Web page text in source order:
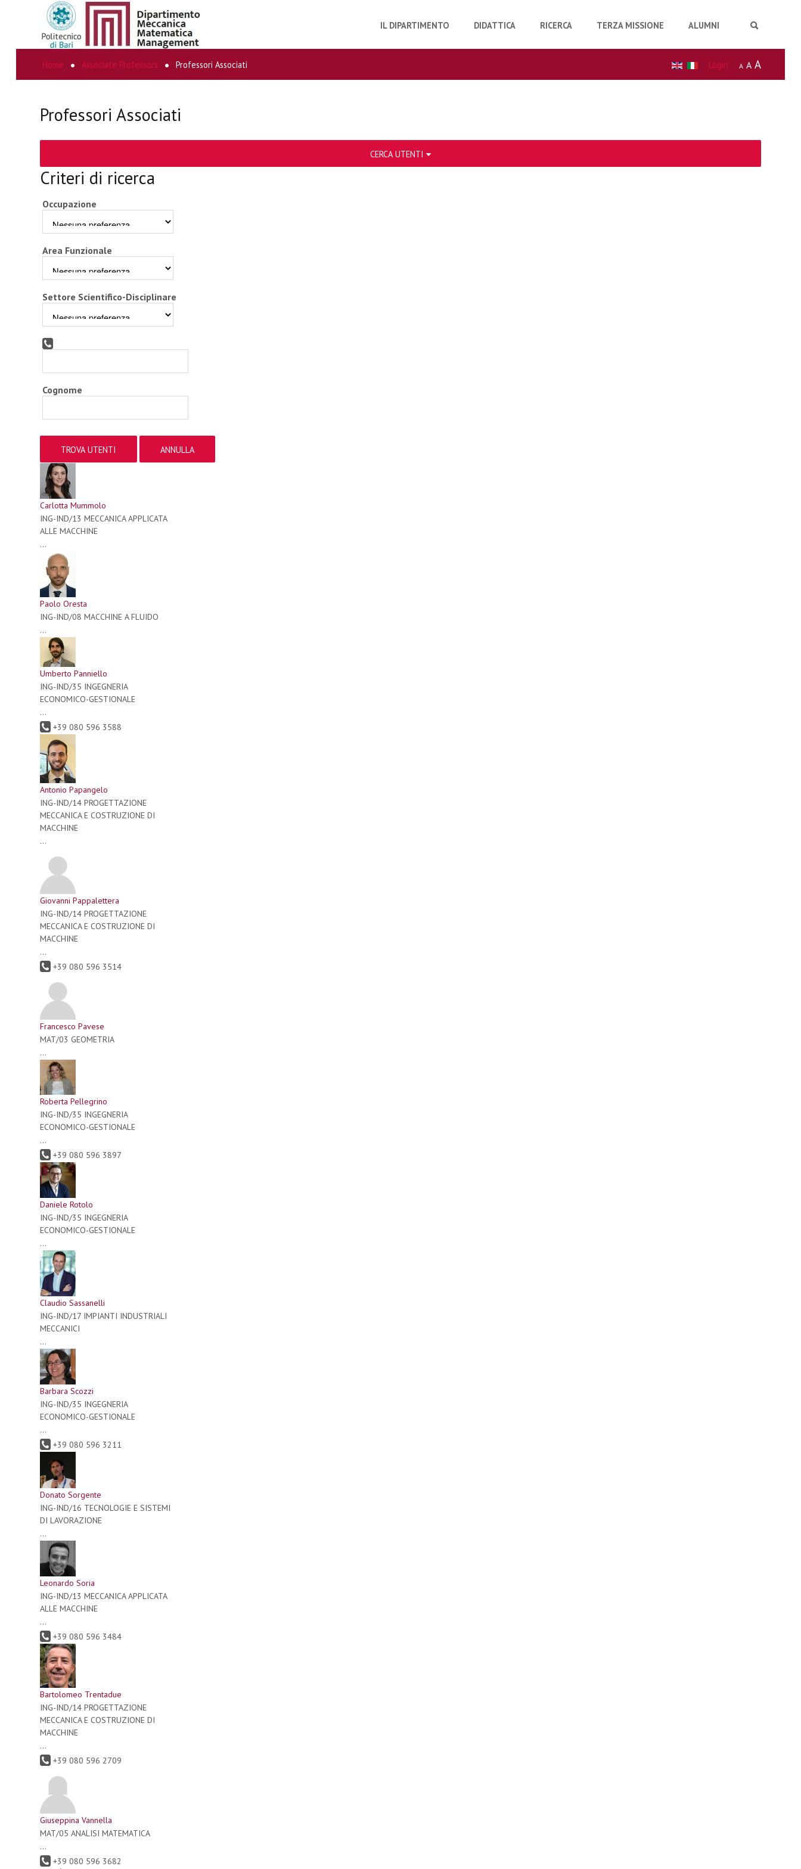
CERCA...
IL DIPARTIMENTO DIDATTICA RICERCA TERZA MISSIONE ALUMNI
Home Associate Professors Professori Associati A A A
Login
Professori Associati
CERCA UTENTI
Criteri di ricerca
Occupazione
Area Funzionale
Settore Scientifico-Disciplinare
Cognome
Carlotta Mummolo
ING-IND/13 MECCANICA APPLICATA
ALLE MACCHINE
...
Paolo Oresta
ING-IND/08 MACCHINE A FLUIDO
...
Umberto Panniello
ING-IND/35 INGEGNERIA
ECONOMICO-GESTIONALE
...
+39 080 596 3588
Antonio Papangelo
ING-IND/14 PROGETTAZIONE
MECCANICA E COSTRUZIONE DI
MACCHINE
...
Giovanni Pappalettera
ING-IND/14 PROGETTAZIONE
MECCANICA E COSTRUZIONE DI
MACCHINE
...
+39 080 596 3514
Francesco Pavese
MAT/03 GEOMETRIA
...
Roberta Pellegrino
ING-IND/35 INGEGNERIA
ECONOMICO-GESTIONALE
...
+39 080 596 3897
Daniele Rotolo
ING-IND/35 INGEGNERIA
ECONOMICO-GESTIONALE
...
Claudio Sassanelli
ING-IND/17 IMPIANTI INDUSTRIALI
MECCANICI
...
Barbara Scozzi
ING-IND/35 INGEGNERIA
ECONOMICO-GESTIONALE
...
+39 080 596 3211
Donato Sorgente
ING-IND/16 TECNOLOGIE E SISTEMI
DI LAVORAZIONE
...
Leonardo Soria
ING-IND/13 MECCANICA APPLICATA
ALLE MACCHINE
...
+39 080 596 3484
Bartolomeo Trentadue
ING-IND/14 PROGETTAZIONE
MECCANICA E COSTRUZIONE DI
MACCHINE
...
+39 080 596 2709
Giuseppina Vannella
MAT/05 ANALISI MATEMATICA
...
+39 080 596 3682